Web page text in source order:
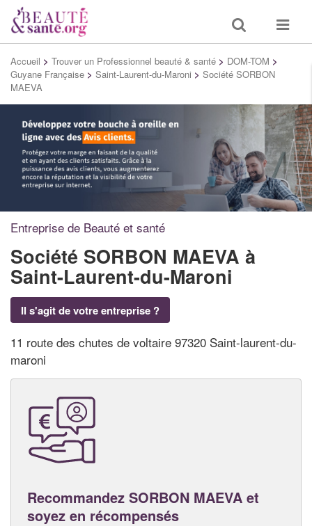
Toggle
search
Toggle
Accueil > Trouver un Professionnel beauté & santé > DOM-TOM >
Guyane Française > Saint-Laurent-du-Maroni > Société SORBON
MAEVA
Entreprise de Beauté et santé
Société SORBON MAEVA à
Saint-Laurent-du-Maroni
Il s'agit de votre entreprise ?
11 route des chutes de voltaire 97320 Saint-laurent-du-
maroni
Recommandez SORBON MAEVA et
soyez en récompensés